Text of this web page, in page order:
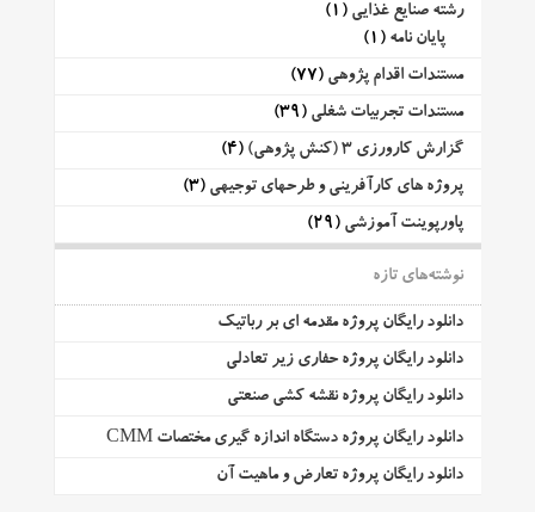
رشته صنایع غذایی (1)
پایان نامه (1)
مستندات اقدام پژوهی (77)
مستندات تجربیات شغلی (39)
گزارش کارورزی 3 (کنش پژوهی)
(4)
پروژه های کارآفرینی و طرحهای توجیهی (3)
پاورپوینت آموزشی (29)
نوشته‌های تازه
دانلود رایگان پروژه مقدمه ای بر رباتیک
دانلود رایگان پروژه حفاری زیر تعادلی
دانلود رایگان پروژه نقشه کشی صنعتی
دانلود رایگان پروژه دستگاه اندازه گیری مختصات CMM
دانلود رایگان پروژه تعارض و ماهیت آن